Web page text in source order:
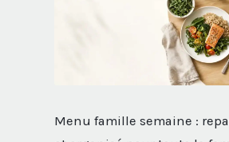
Menu famille semaine :